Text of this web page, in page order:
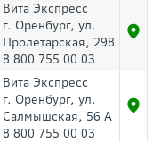
Вита Экспресс
г. Оренбург, ул.
Пролетарская, 298
8 800 755 00 03
Вита Экспресс
г. Оренбург, ул.
Салмышская, 56 А
8 800 755 00 03